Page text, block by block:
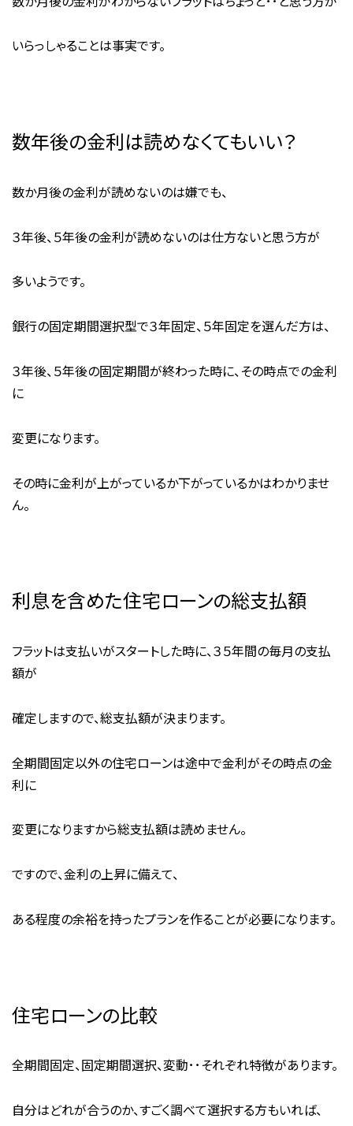
いらっしゃることは事実です。
数年後の金利は読めなくてもいい？
数か月後の金利が読めないのは嫌でも、
３年後、５年後の金利が読めないのは仕方ないと思う方が
多いようです。
銀行の固定期間選択型で３年固定、５年固定を選んだ方は、
３年後、５年後の固定期間が終わった時に、その時点での金利
に
変更になります。
その時に金利が上がっているか下がっているかはわかりませ
ん。
利息を含めた住宅ローンの総支払額
フラットは支払いがスタートした時に、３５年間の毎月の支払
額が
確定しますので、総支払額が決まります。
全期間固定以外の住宅ローンは途中で金利がその時点の金
利に
変更になりますから総支払額は読めません。
ですので、金利の上昇に備えて、
ある程度の余裕を持ったプランを作ることが必要になります。
住宅ローンの比較
全期間固定、固定期間選択、変動･･それぞれ特徴があります。
自分はどれが合うのか、すごく調べて選択する方もいれば、